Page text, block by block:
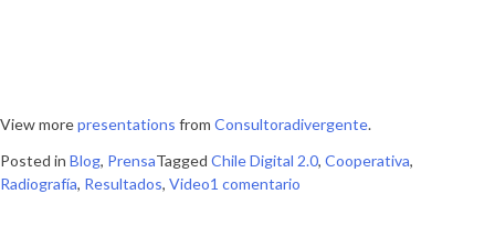
View morepresentations from Consultoradivergente.
Posted in Blog, PrensaTagged Chile Digital 2.0, Cooperativa,
Radiografía, Resultados, Video1 comentario